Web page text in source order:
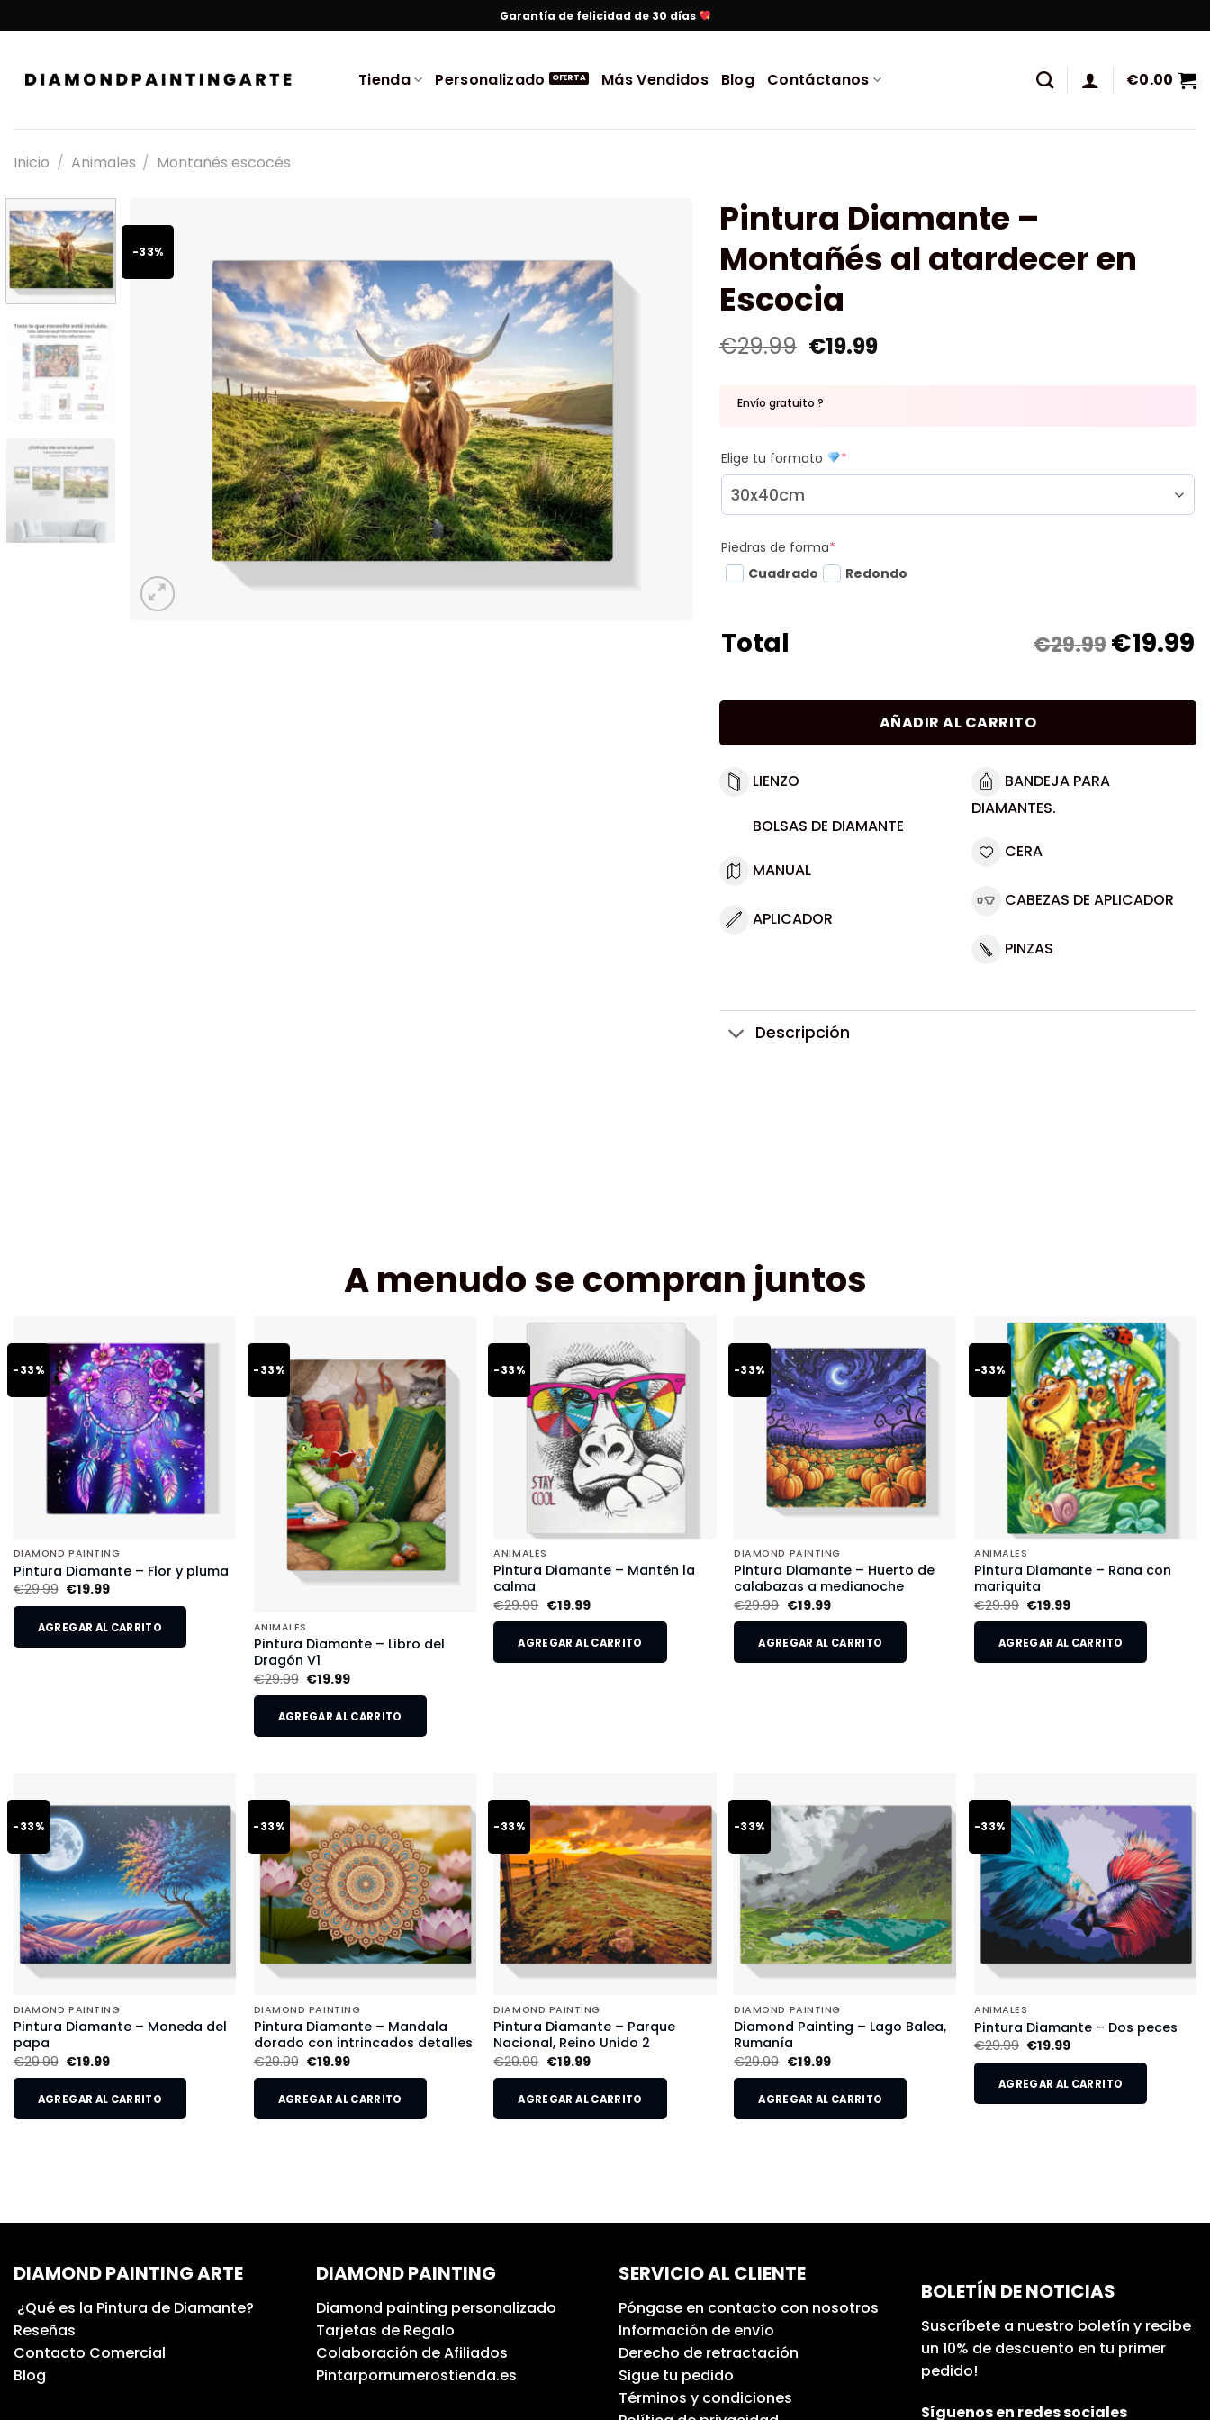
Garantía de felicidad de 30 días
Tienda Personalizado Más Vendidos Blog Contáctanos €0.00
Inicio / Animales / Montañés escocés
-33%
Pintura Diamante –
Montañés al atardecer en
Escocia
€29.99 €19.99
Envío gratuito ?
Elige tu formato *
Piedras de forma*
Cuadrado
Redondo
Total €29.99€19.99
AÑADIR AL CARRITO
LIENZO
BOLSAS DE DIAMANTE
MANUAL
APLICADOR
BANDEJA PARA
DIAMANTES.
CERA
CABEZAS DE APLICADOR
PINZAS
Descripción
A menudo se compran juntos
-33%
DIAMOND PAINTING
Pintura Diamante – Flor y pluma
€29.99 €19.99
AGREGAR AL CARRITO
-33%
ANIMALES
Pintura Diamante – Libro del
Dragón V1
€29.99 €19.99
AGREGAR AL CARRITO
-33%
ANIMALES
Pintura Diamante – Mantén la
calma
€29.99 €19.99
AGREGAR AL CARRITO
-33%
DIAMOND PAINTING
Pintura Diamante – Huerto de
calabazas a medianoche
€29.99 €19.99
AGREGAR AL CARRITO
-33%
ANIMALES
Pintura Diamante – Rana con
mariquita
€29.99 €19.99
AGREGAR AL CARRITO
-33%
DIAMOND PAINTING
Pintura Diamante – Moneda del
papa
€29.99 €19.99
AGREGAR AL CARRITO
-33%
DIAMOND PAINTING
Pintura Diamante – Mandala
dorado con intrincados detalles
€29.99 €19.99
AGREGAR AL CARRITO
-33%
DIAMOND PAINTING
Pintura Diamante – Parque
Nacional, Reino Unido 2
€29.99 €19.99
AGREGAR AL CARRITO
-33%
DIAMOND PAINTING
Diamond Painting – Lago Balea,
Rumanía
€29.99 €19.99
AGREGAR AL CARRITO
-33%
ANIMALES
Pintura Diamante – Dos peces
€29.99 €19.99
AGREGAR AL CARRITO
DIAMOND PAINTING ARTE
¿Qué es la Pintura de Diamante?
Reseñas
Contacto Comercial
Blog
DIAMOND PAINTING
Diamond painting personalizado
Tarjetas de Regalo
Colaboración de Afiliados
Pintarpornumerostienda.es
SERVICIO AL CLIENTE
Póngase en contacto con nosotros
Información de envío
Derecho de retractación
Sigue tu pedido
Términos y condiciones
BOLETÍN DE NOTICIAS
Suscríbete a nuestro boletín y recibe
un 10% de descuento en tu primer
pedido!
Síguenos en redes sociales